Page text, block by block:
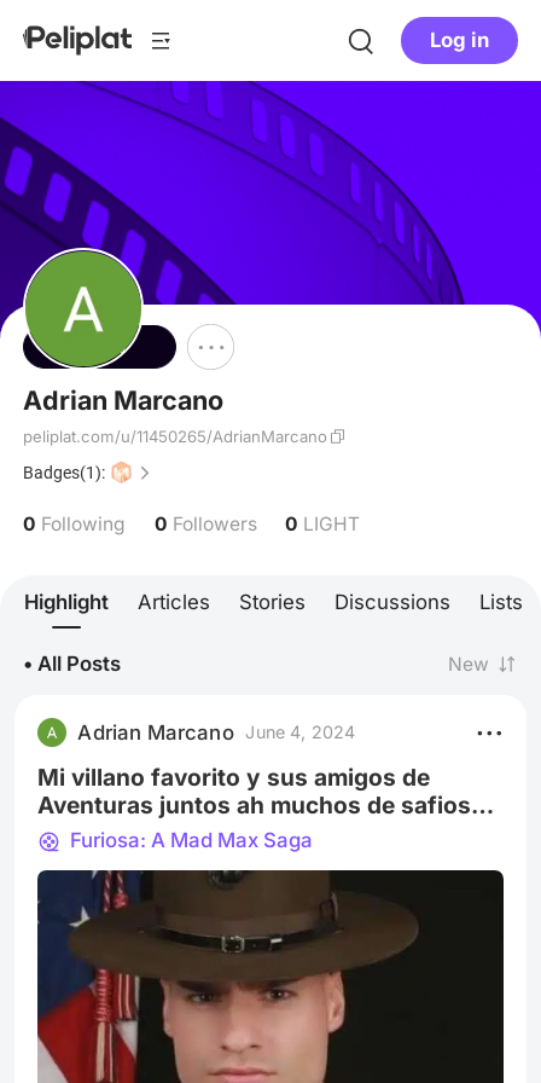
Log in
Follow
Adrian Marcano
peliplat.com/u/11450265/AdrianMarcano
Badges(1):
0 Following 0 Followers 0 LIGHT
Highlight Articles Stories Discussions Lists
• All Posts New
Adrian Marcano June 4, 2024
Mi villano favorito y sus amigos de
Aventuras juntos ah muchos de safios
por suceder todo comienza con una
famula me ayu
Furiosa: A Mad Max Saga